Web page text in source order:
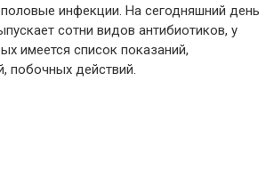
инфекции. На сегодняшний день
сотни видов антибиотиков, у
имеется список показаний,
побочных действий.